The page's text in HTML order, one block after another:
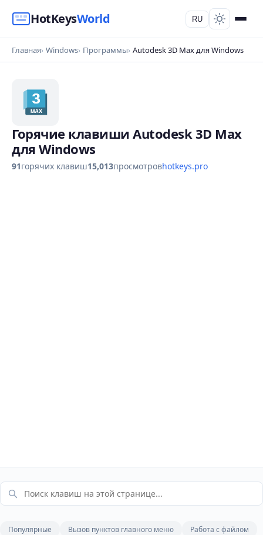
HotKeysWorld RU
Главная Windows Программы Autodesk 3D Max для Windows
Горячие клавиши Autodesk 3D Max
для Windows
91горячих клавиш15,013просмотровhotkeys.pro
Популярные Вызов пунктов главного меню
Работа с файлом